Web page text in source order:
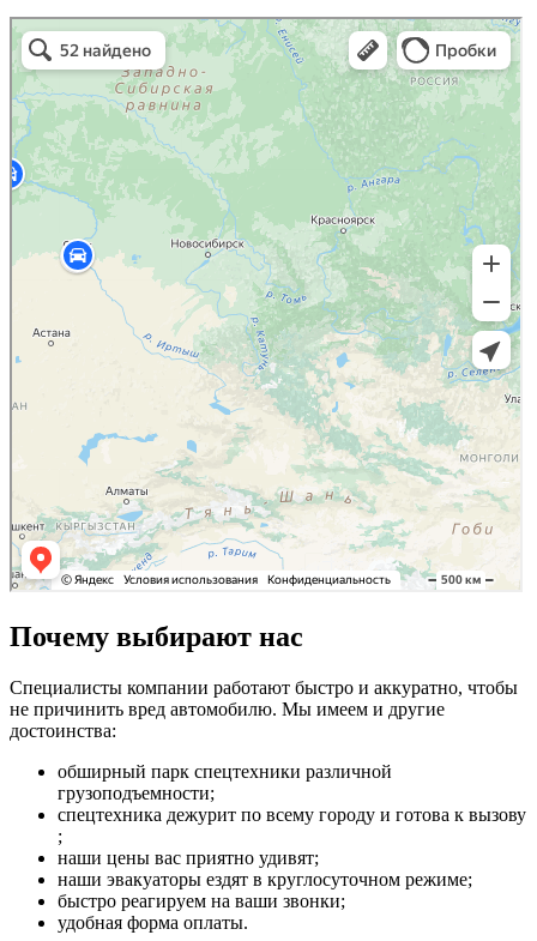
эвакуаторы на карте
Волоколамск
Почему выбирают нас
Специалисты компании работают быстро и аккуратно, чтобы
не причинить вред автомобилю. Мы имеем и другие
достоинства:
обширный парк спецтехники различной
грузоподъемности;
спецтехника дежурит по всему городу и готова к вызову
;
наши цены вас приятно удивят;
наши эвакуаторы ездят в круглосуточном режиме;
быстро реагируем на ваши звонки;
удобная форма оплаты.